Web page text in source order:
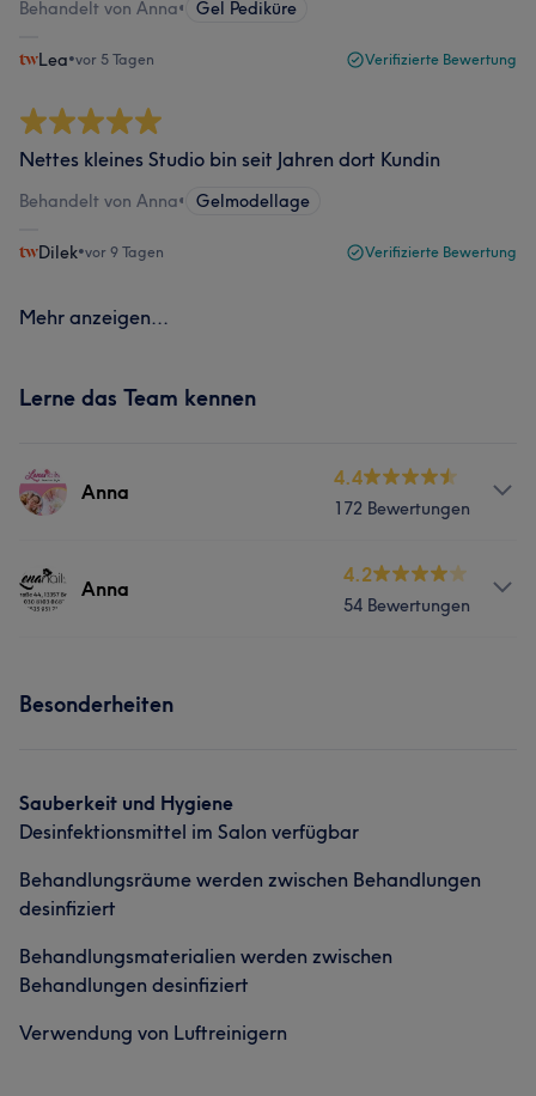
Behandelt von Anna• Gel Pediküre
Lea•vor 5 Tagen Verifizierte Bewertung
Nettes kleines Studio bin seit Jahren dort Kundin
Behandelt von Anna• Gelmodellage
Dilek•vor 9 Tagen Verifizierte Bewertung
Mehr anzeigen...
Lerne das Team kennen
Anna
4.4
172 Bewertungen
Services
Portfolio
Anna
4.2
54 Bewertungen
Portfolio
Besonderheiten
Sauberkeit und Hygiene
Desinfektionsmittel im Salon verfügbar
Behandlungsräume werden zwischen Behandlungen
desinfiziert
Behandlungsmaterialien werden zwischen
Behandlungen desinfiziert
Verwendung von Luftreinigern